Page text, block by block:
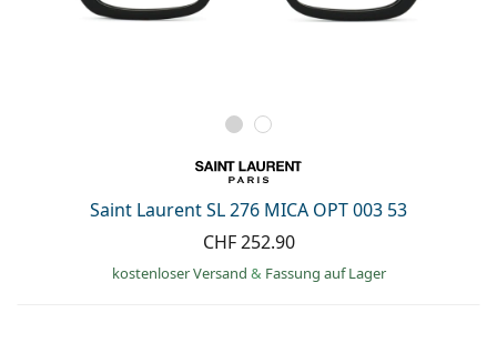
Saint Laurent SL 276 MICA OPT 003 53
CHF 252.90
kostenloser Versand & Fassung auf Lager